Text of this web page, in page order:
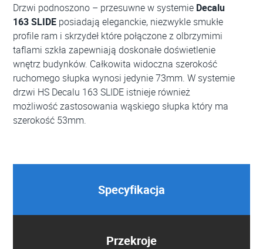
Drzwi podnoszono – przesuwne w systemie Decalu
163 SLIDE posiadają eleganckie, niezwykle smukłe
profile ram i skrzydeł które połączone z olbrzymimi
taflami szkła zapewniają doskonałe doświetlenie
wnętrz budynków. Całkowita widoczna szerokość
ruchomego słupka wynosi jedynie 73mm. W systemie
drzwi HS Decalu 163 SLIDE istnieje również
możliwość zastosowania wąskiego słupka który ma
szerokość 53mm.
Specyfikacja
Przekroje